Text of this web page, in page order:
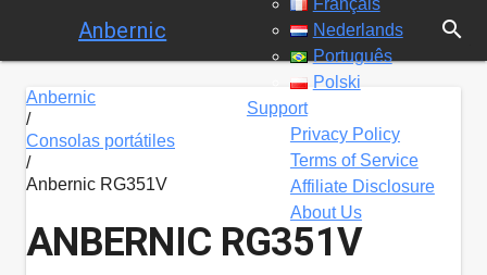
Anbernic
Français
Nederlands
Português
Polski
Support
Privacy Policy
Terms of Service
Affiliate Disclosure
About Us
search
Anbernic
/
Consolas portátiles
/
Anbernic RG351V
ANBERNIC RG351V